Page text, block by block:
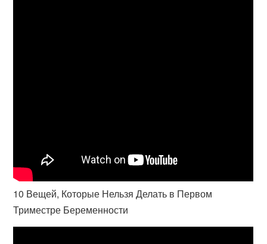
10 Вещей, Которые Нельзя Делать в Первом
Триместре Беременности